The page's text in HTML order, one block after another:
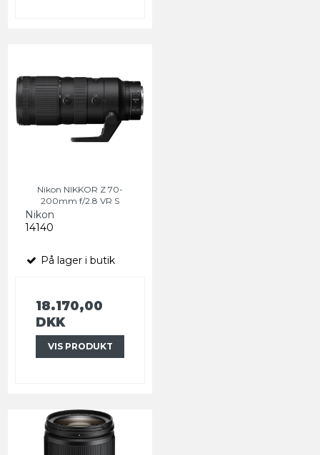
Nikon NIKKOR Z 70-
200mm f/2.8 VR S
Nikon
14140
På lager i butik
18.170,00
DKK
VIS PRODUKT